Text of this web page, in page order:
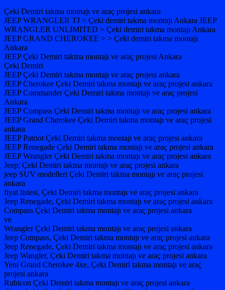
Çeki Demiri takma montajı ve araç projesi ankara
JEEP WRANGLER TJ > Çeki demiri takma montajı Ankara JEEP
WRANGLER UNLIMITED > Çeki demiri takma montajı Ankara
JEEP GRAND CHEROKEE > > Çeki demiri takma montajı
Ankara
JEEP Çeki Demiri takma montajı ve araç projesi Ankara
Çeki Demiri
JEEP Çeki Demiri takma montajı ve araç projesi ankara
JEEP Cherokee Çeki Demiri takma montajı ve araç projesi ankara
JEEP Commander Çeki Demiri takma montajı ve araç projesi
Ankara
JEEP Compass Çeki Demiri takma montajı ve araç projesi ankara
JEEP Grand Cherokee Çeki Demiri takma montajı ve araç projesi
ankara
JEEP Patriot Çeki Demiri takma montajı ve araç projesi ankara
JEEP Renegade Çeki Demiri takma montajı ve araç projesi ankara
JEEP Wrangler Çeki Demiri takma montajı ve araç projesi ankara
Jeep; Çeki Demiri takma montajı ve araç projesi ankara
jeep SUV modelleri Çeki Demiri takma montajı ve araç projesi
ankara
fiyat listesi, Çeki Demiri takma montajı ve araç projesi ankara
Jeep Renegade, Çeki Demiri takma montajı ve araç projesi ankara
Compass Çeki Demiri takma montajı ve araç projesi ankara
ve
Wrangler Çeki Demiri takma montajı ve araç projesi ankara
Jeep Compass, Çeki Demiri takma montajı ve araç projesi ankara
Jeep Renegade, Çeki Demiri takma montajı ve araç projesi ankara
Jeep Wangler, Çeki Demiri takma montajı ve araç projesi ankara
Yeni Grand Cherokee 4xe, Çeki Demiri takma montajı ve araç
projesi ankara
Rubicon Çeki Demiri takma montajı ve araç projesi ankara